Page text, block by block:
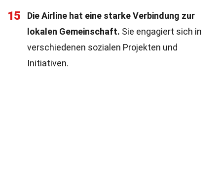
15
Die Airline hat eine starke Verbindung zur
lokalen Gemeinschaft. Sie engagiert sich in
verschiedenen sozialen Projekten und
Initiativen.